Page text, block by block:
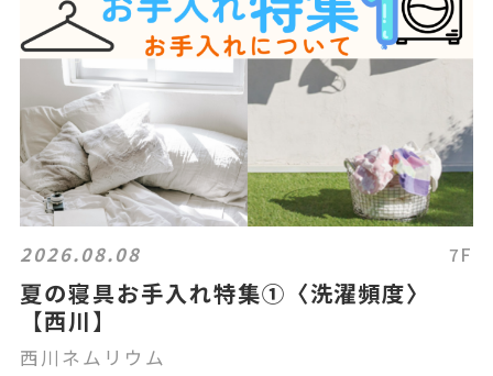
2026.08.08 7F
夏の寝具お手入れ特集①〈洗濯頻度〉
【西川】
西川ネムリウム